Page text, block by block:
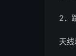
2．
天